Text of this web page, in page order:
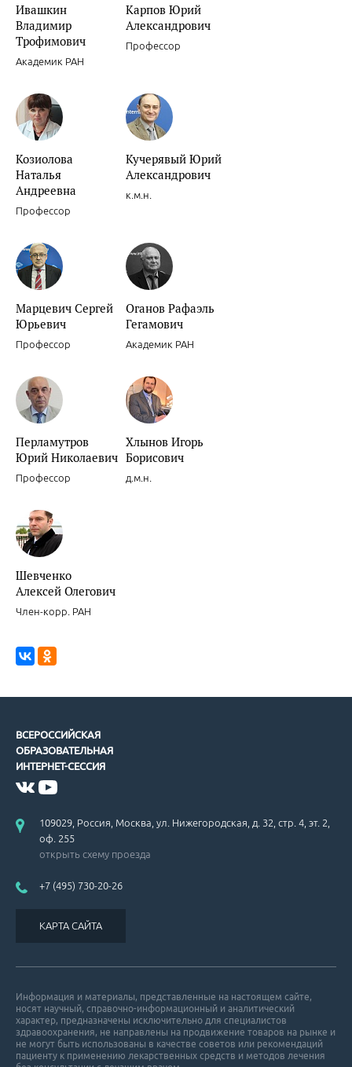
Сочетанное применение клопидогрела и ингибиторов Н+/К+
Ишемическая болезнь сердца.
Новости доказательной кардиологии.
Новости доказательной кардиологии.
Американские рекомендации по вторичной профилактике ИБС.
Рекомендации по ведению больных с гипертрофической
Проблемы гиполипидемической терапии.
Ивашкин
Владимир
Трофимович
Академик РАН
Карпов Юрий
Александрович
Профессор
Козиолова
Наталья
Андреевна
Профессор
Кучерявый Юрий
Александрович
к.м.н.
Марцевич Сергей
Юрьевич
Профессор
Оганов Рафаэль
Гегамович
Академик РАН
Перламутров
Юрий Николаевич
Профессор
Хлынов Игорь
Борисович
д.м.н.
Шевченко
Алексей Олегович
Член-корр. РАН
ВСЕРОССИЙСКАЯ
ОБРАЗОВАТЕЛЬНАЯ
ИНТЕРНЕТ-СЕССИЯ
109029, Россия, Москва, ул. Нижегородская, д. 32, стр. 4, эт. 2,
оф. 255
открыть схему проезда
+7 (495) 730-20-26
КАРТА САЙТА
Информация и материалы, представленные на настоящем сайте,
носят научный, справочно-информационный и аналитический
характер, предназначены исключительно для специалистов
здравоохранения, не направлены на продвижение товаров на рынке и
не могут быть использованы в качестве советов или рекомендаций
пациенту к применению лекарственных средств и методов лечения